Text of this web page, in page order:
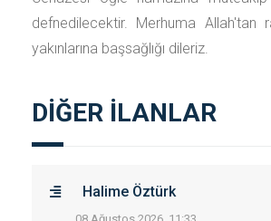
defnedilecektir. Merhuma Allah'tan
yakınlarına başsağlığı dileriz.
DİĞER İLANLAR
Halime Öztürk